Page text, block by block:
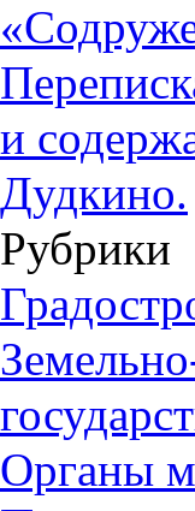
и
Дудкино.
Рубрики
Органы